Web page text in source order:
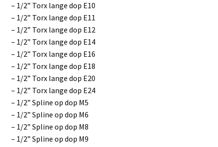
– 1/2” Torx lange dop E10
– 1/2” Torx lange dop E11
– 1/2” Torx lange dop E12
– 1/2” Torx lange dop E14
– 1/2” Torx lange dop E16
– 1/2” Torx lange dop E18
– 1/2” Torx lange dop E20
– 1/2” Torx lange dop E24
– 1/2” Spline op dop M5
– 1/2” Spline op dop M6
– 1/2” Spline op dop M8
– 1/2” Spline op dop M9